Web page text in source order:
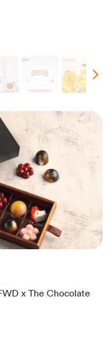
x The Chocolate